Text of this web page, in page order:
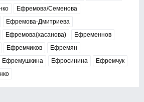
Ефремова/Семенова
Ефремова-Дмитриева
Ефремова(хасанова)
Ефременнов
Ефремчиков
Ефремян
Ефремушкина Ефросинина
Ефремчук